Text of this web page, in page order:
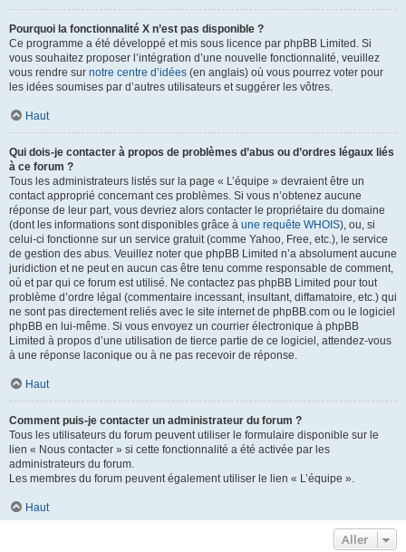
Pourquoi la fonctionnalité X n’est pas disponible ?
Ce programme a été développé et mis sous licence par phpBB Limited. Si
vous souhaitez proposer l’intégration d’une nouvelle fonctionnalité, veuillez
vous rendre sur notre centre d’idées (en anglais) où vous pourrez voter pour
les idées soumises par d’autres utilisateurs et suggérer les vôtres.
Haut
Qui dois-je contacter à propos de problèmes d’abus ou d’ordres légaux liés
à ce forum ?
Tous les administrateurs listés sur la page « L’équipe » devraient être un
contact approprié concernant ces problèmes. Si vous n’obtenez aucune
réponse de leur part, vous devriez alors contacter le propriétaire du domaine
(dont les informations sont disponibles grâce à une requête WHOIS), ou, si
celui-ci fonctionne sur un service gratuit (comme Yahoo, Free, etc.), le service
de gestion des abus. Veuillez noter que phpBB Limited n’a absolument aucune
juridiction et ne peut en aucun cas être tenu comme responsable de comment,
où et par qui ce forum est utilisé. Ne contactez pas phpBB Limited pour tout
problème d’ordre légal (commentaire incessant, insultant, diffamatoire, etc.) qui
ne sont pas directement reliés avec le site internet de phpBB.com ou le logiciel
phpBB en lui-même. Si vous envoyez un courrier électronique à phpBB
Limited à propos d’une utilisation de tierce partie de ce logiciel, attendez-vous
à une réponse laconique ou à ne pas recevoir de réponse.
Haut
Comment puis-je contacter un administrateur du forum ?
Tous les utilisateurs du forum peuvent utiliser le formulaire disponible sur le
lien « Nous contacter » si cette fonctionnalité a été activée par les
administrateurs du forum.
Les membres du forum peuvent également utiliser le lien « L’équipe ».
Haut
Aller